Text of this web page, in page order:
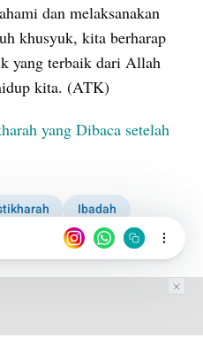
dan melaksanakan
khusyuk, kita berharap
yang terbaik dari Allah
kita. (ATK)
yang Dibaca setelah
Ibadah